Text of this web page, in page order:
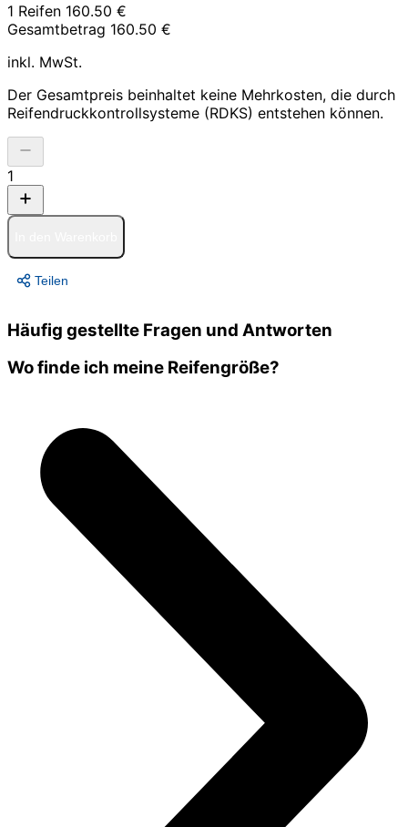
1 Reifen 160.50 €
Gesamtbetrag 160.50 €
inkl. MwSt.
Der Gesamtpreis beinhaltet keine Mehrkosten, die durch
Reifendruckkontrollsysteme (RDKS) entstehen können.
1
Teilen
Häufig gestellte Fragen und Antworten
Wo finde ich meine Reifengröße?